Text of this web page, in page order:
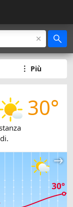
Più
30°